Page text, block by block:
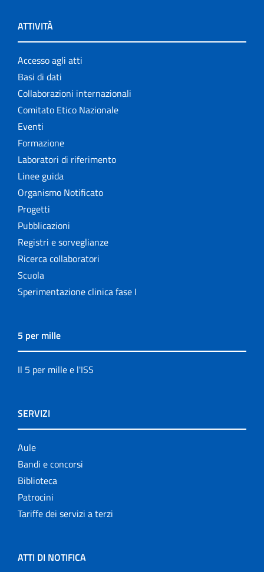
ATTIVITÀ
Accesso agli atti
Basi di dati
Collaborazioni internazionali
Comitato Etico Nazionale
Eventi
Formazione
Laboratori di riferimento
Linee guida
Organismo Notificato
Progetti
Pubblicazioni
Registri e sorveglianze
Ricerca collaboratori
Scuola
Sperimentazione clinica fase I
5 per mille
Il 5 per mille e l'ISS
SERVIZI
Aule
Bandi e concorsi
Biblioteca
Patrocini
Tariffe dei servizi a terzi
ATTI DI NOTIFICA